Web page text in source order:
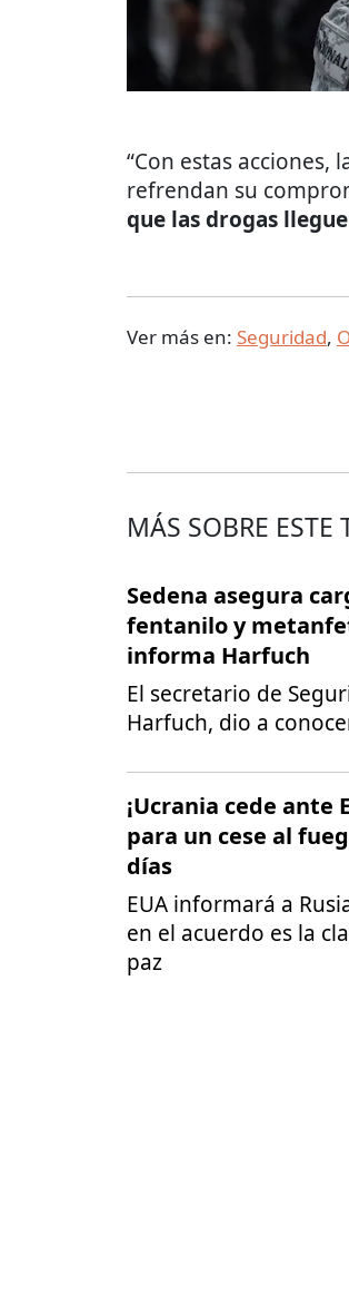
“Con estas acciones,
refrendan su
que las drogas
Ver más en: Seguridad,
MÁS SOBRE ESTE
Sedena asegura
fentanilo y
informa Harfuch
El secretario de
Harfuch, dio a
¡Ucrania cede ante
para un cese al
días
EUA informará a
en el acuerdo es la
paz